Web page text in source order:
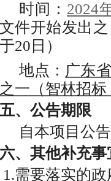
时间： 2024
文件开始发出
于20日）
地点： 广东
之一（智林招
五、公告期限
自本项目 公
六、 其他补充事
1.需要落实的